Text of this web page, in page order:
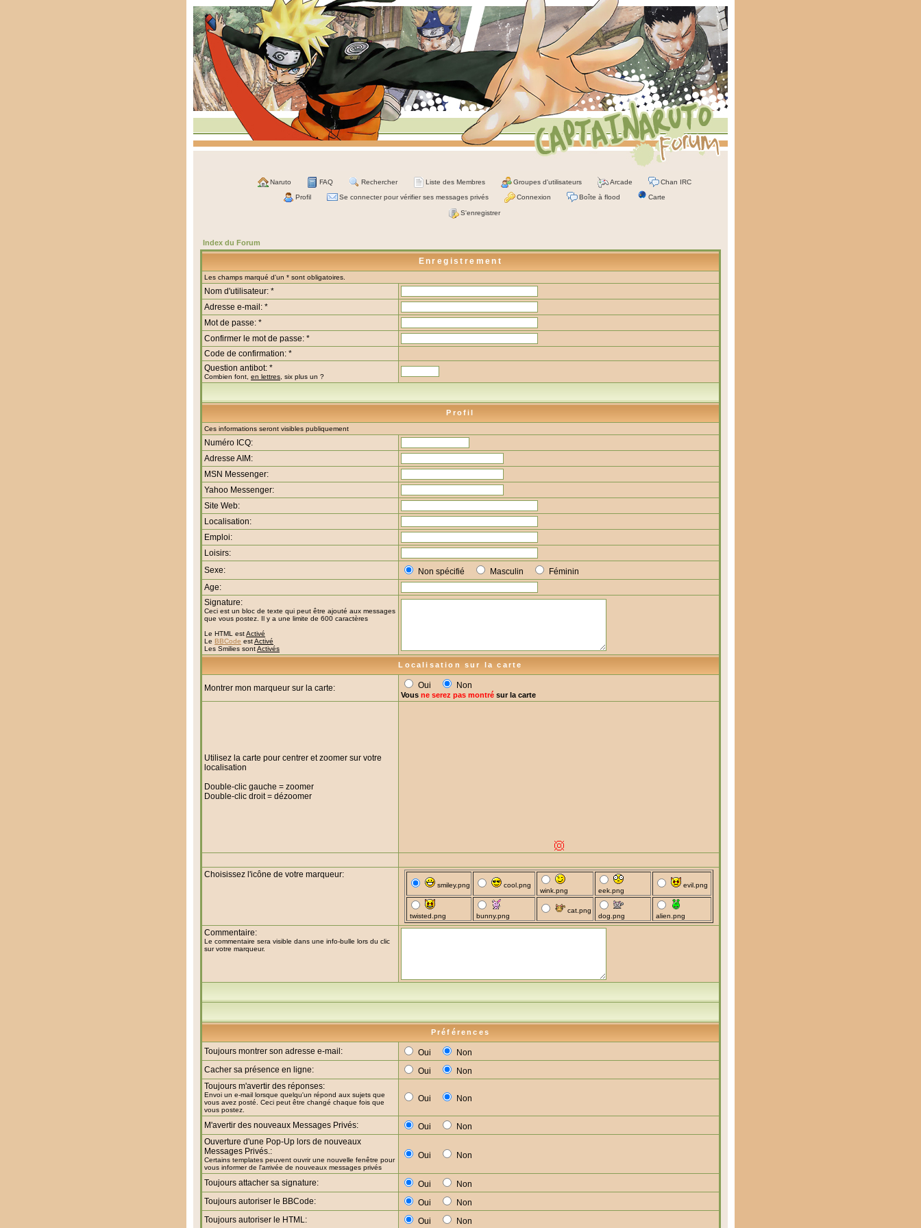
Naruto FAQ Rechercher Liste des Membres Groupes d'utilisateurs Arcade Chan IRC
Profil Se connecter pour vérifier ses messages privés Connexion Boîte à flood Carte
S'enregistrer
Index du Forum
Enregistrement
Les champs marqué d'un * sont obligatoires.
Nom d'utilisateur: *
Adresse e-mail: *
Mot de passe: *
Confirmer le mot de passe: *
Code de confirmation: *
Question antibot: *
Combien font, en lettres , six plus un ?
Profil
Ces informations seront visibles publiquement
Numéro ICQ:
Adresse AIM:
MSN Messenger:
Yahoo Messenger:
Site Web:
Localisation:
Emploi:
Loisirs:
Sexe:
Non spécifié Masculin
Féminin
Age:
Signature:
Ceci est un bloc de texte qui peut être ajouté aux messages
que vous postez. Il y a une limite de 600 caractères
Le HTML estActivé
Le BBCode estActivé
Les Smilies sontActivés
Localisation sur la carte
Montrer mon marqueur sur la carte: Oui Non
Vous ne serez pas montré sur la carte
Utilisez la carte pour centrer et zoomer sur votre
localisation
Double-clic gauche = zoomer
Double-clic droit = dézoomer
Choisissez l'icône de votre marqueur:
smiley.png cool.png
wink.png eek.png
evil.png
twisted.png bunny.png
cat.png
dog.png alien.png
Commentaire:
Le commentaire sera visible dans une info-bulle lors du clic
sur votre marqueur.
Préférences
Toujours montrer son adresse e-mail: Oui
Non
Cacher sa présence en ligne:
Oui
Non
Toujours m'avertir des réponses:
Envoi un e-mail lorsque quelqu'un répond aux sujets que
vous avez posté. Ceci peut être changé chaque fois que
vous postez.
Oui Non
M'avertir des nouveaux Messages Privés: Oui
Non
Ouverture d'une Pop-Up lors de nouveaux
Messages Privés.:
Certains templates peuvent ouvrir une nouvelle fenêtre pour
vous informer de l'arrivée de nouveaux messages privés
Oui Non
Toujours attacher sa signature: Oui
Non
Toujours autoriser le BBCode:
Oui
Non
Toujours autoriser le HTML:
Oui Non